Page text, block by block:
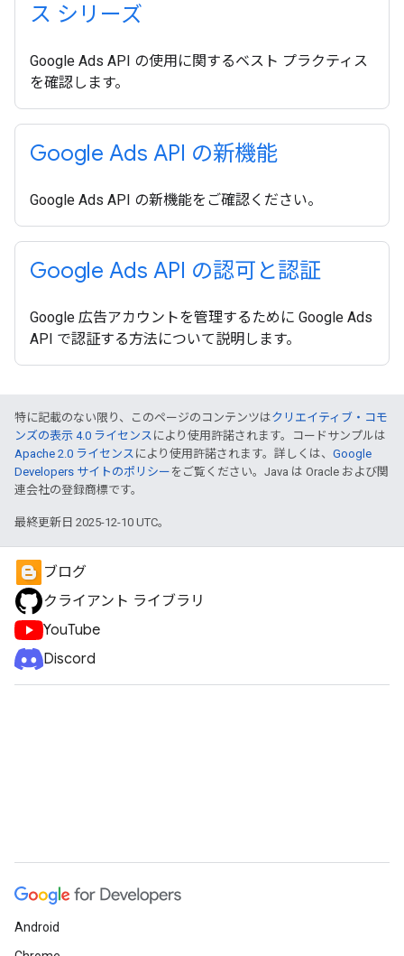
ス シリーズ
Google Ads API の使用に関するベスト プラクティス
を確認します。
Google Ads API の新機能
Google Ads API の新機能をご確認ください。
Google Ads API の認可と認証
Google 広告アカウントを管理するために Google Ads
API で認証する方法について説明します。
特に記載のない限り、このページのコンテンツはクリエイティブ・コモ
ンズの表示 4.0 ライセンス により使用許諾されます。コードサンプルは
Apache 2.0 ライセンス により使用許諾されます。詳しくは、 Google
Developers サイトのポリシー をご覧ください。Java は Oracle および関
連会社の登録商標です。
最終更新日 2025-12-10 UTC。
ブログ
クライアント ライブラリ
YouTube
Discord
Android